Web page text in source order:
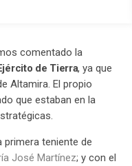
comentado la
de Tierra, ya que
Altamira. El propio
que estaban en la
primera teniente de
José Martínez; y con el